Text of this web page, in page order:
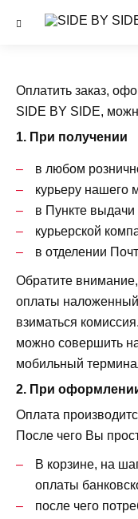
Оплатить заказ,
SIDE BY SIDE,
1. При получении
в любом
курьеру нашего
в Пункте выдачи
курьерской
в отделении
Обратите
оплаты
взиматься
можно совершить
мобильный
2. При
Оплата
После чего Вы
В корзине, на
оплаты
после чего